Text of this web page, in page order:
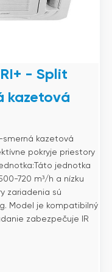
- Split
kazetová
smerná kazetová
pokryje priestory
jednotka
720 m³/h a nízku
zariadenia sú
Model je kompatibilný
zabezpečuje IR